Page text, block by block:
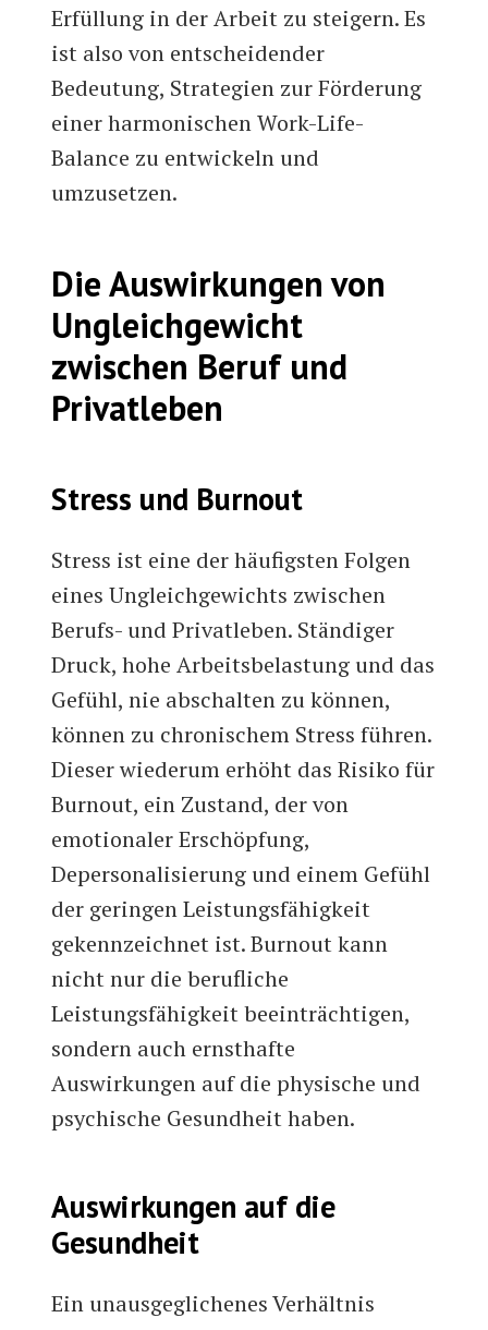
Erfüllung in der Arbeit zu steigern. Es
ist also von entscheidender
Bedeutung, Strategien zur Förderung
einer harmonischen Work-Life-
Balance zu entwickeln und
umzusetzen.
Die Auswirkungen von
Ungleichgewicht
zwischen Beruf und
Privatleben
Stress und Burnout
Stress ist eine der häufigsten Folgen
eines Ungleichgewichts zwischen
Berufs- und Privatleben. Ständiger
Druck, hohe Arbeitsbelastung und das
Gefühl, nie abschalten zu können,
können zu chronischem Stress führen.
Dieser wiederum erhöht das Risiko für
Burnout, ein Zustand, der von
emotionaler Erschöpfung,
Depersonalisierung und einem Gefühl
der geringen Leistungsfähigkeit
gekennzeichnet ist. Burnout kann
nicht nur die berufliche
Leistungsfähigkeit beeinträchtigen,
sondern auch ernsthafte
Auswirkungen auf die physische und
psychische Gesundheit haben.
Auswirkungen auf die
Gesundheit
Ein unausgeglichenes Verhältnis